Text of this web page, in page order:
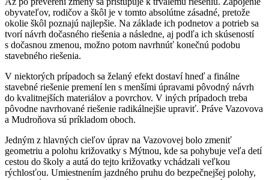
obyvateľov, rodičov a škôl je v tomto absolútne zásadné, pretože
okolie škôl poznajú najlepšie. Na základe ich podnetov a potrieb sa
tvorí návrh dočasného riešenia a následne, aj podľa ich skúseností
s dočasnou zmenou, možno potom navrhnúť konečnú podobu
stavebného riešenia.
V niektorých prípadoch sa želaný efekt dostaví hneď a finálne
stavebné riešenie premení len s menšími úpravami pôvodný návrh
do kvalitnejších materiálov a povrchov. V iných prípadoch treba
pôvodne navrhované riešenie radikálnejšie upraviť. Práve Vazovova
a Mudroňova sú príkladom oboch.
Jedným z hlavných cieľov úprav na Vazovovej bolo zmeniť
geometriu a polohu križovatky s Mýtnou, kde sa pohybuje veľa detí
cestou do školy a autá do tejto križovatky vchádzali veľkou
rýchlosťou. Umiestnením jazdného pruhu do bezpečnejšej polohy,